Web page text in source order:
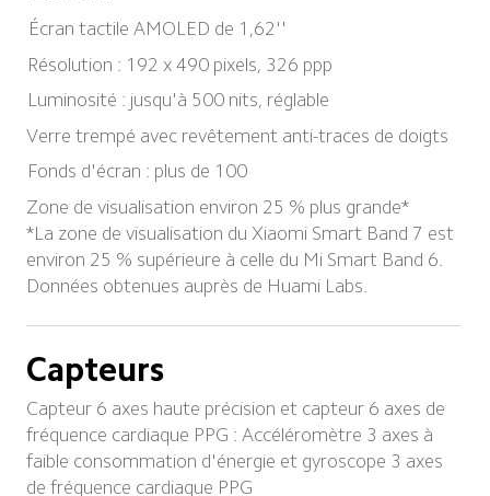
Écran tactile AMOLED de 1,62''
Résolution : 192 x 490 pixels, 326 ppp
Luminosité : jusqu'à 500 nits, réglable
Verre trempé avec revêtement anti-traces de doigts
Fonds d'écran : plus de 100
Zone de visualisation environ 25 % plus grande*
*La zone de visualisation du Xiaomi Smart Band 7 est
environ 25 % supérieure à celle du Mi Smart Band 6.
Données obtenues auprès de Huami Labs.
Capteurs
Capteur 6 axes haute précision et capteur 6 axes de
fréquence cardiaque PPG : Accéléromètre 3 axes à
faible consommation d'énergie et gyroscope 3 axes
de fréquence cardiaque PPG